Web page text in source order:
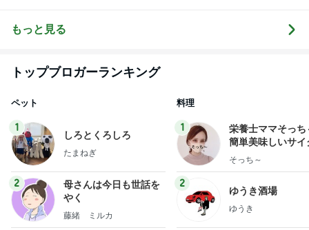
もっと見る
トップブロガーランキング
ペット
1
しろとくろしろ
たまねぎ
2
母さんは今日も世話を
やく
藤緒 ミルカ
料理
1
栄養士ママそっち
簡単美味しいサイ
献立
そっち～
2
ゆうき酒場
ゆうき